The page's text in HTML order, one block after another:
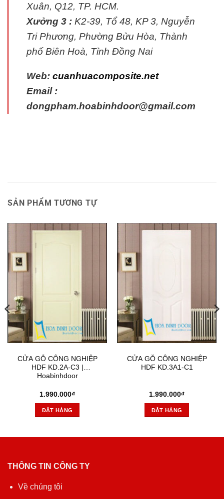
Xuân, Q12, TP. HCM.
Xưởng 3 : K2-39, Tổ 48, KP 3, Nguyễn
Tri Phương, Phường Bửu Hòa, Thành
phố Biên Hoà, Tỉnh Đồng Nai
Web: cuanhuacomposite.net
Email :
dongpham.hoabinhdoor@gmail.com
SẢN PHẨM TƯƠNG TỰ
CỬA GỖ CÔNG NGHIỆP
HDF KD.2A-C3 |
Hoabinhdoor
1.990.000₫
ĐẶT HÀNG
CỬA GỖ CÔNG NGHIỆP
HDF KD.3A1-C1
1.990.000₫
ĐẶT HÀNG
THÔNG TIN CÔNG TY
Về chúng tôi